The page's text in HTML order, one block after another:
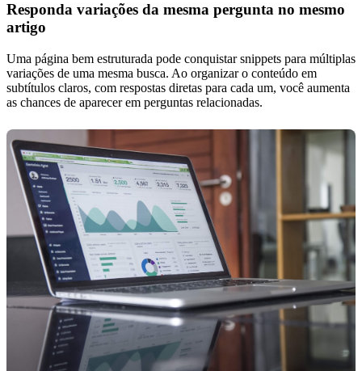
Responda variações da mesma pergunta no mesmo
artigo
Uma página bem estruturada pode conquistar snippets para múltiplas
variações de uma mesma busca. Ao organizar o conteúdo em
subtítulos claros, com respostas diretas para cada um, você aumenta
as chances de aparecer em perguntas relacionadas.